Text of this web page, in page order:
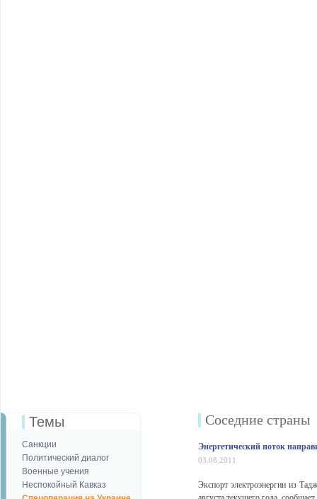
Темы
Санкции
Политический диалог
Военные учения
Неспокойный Кавказ
Соседние страны
Энергетический поток
03.08.2011
Экспорт электроэнергии из